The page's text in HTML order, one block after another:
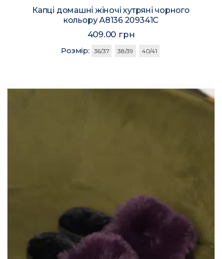
Капці домашні жіночі хутряні чорного
кольору А8136 209341C
409.00 грн
Розмір: 36/37 38/39 40/41